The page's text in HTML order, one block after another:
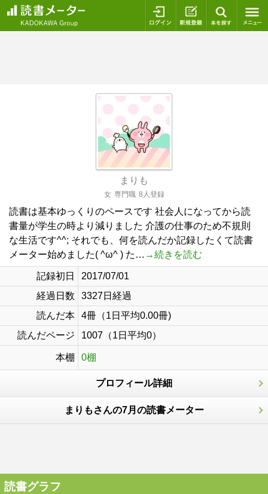
ログイン 新規登録
まりも
女 専門職 8人登録
読書は基本ゆっくりのペースです 社会人になってから読
書量が学生の時より減りました 介護の仕事のため不規則
な生活です^^; それでも、何を読んだか記録したくて読書
メーター始めました( ^ω^ ) た… →続きを読む
記録初日
2017/07/01
経過日数
3327日経過
読んだ本
4冊（1日平均0.00冊)
読んだページ
1007（1日平均0）
本棚 0棚
プロフィール詳細
まりもさんの7月の読書メーター
読書グラフ